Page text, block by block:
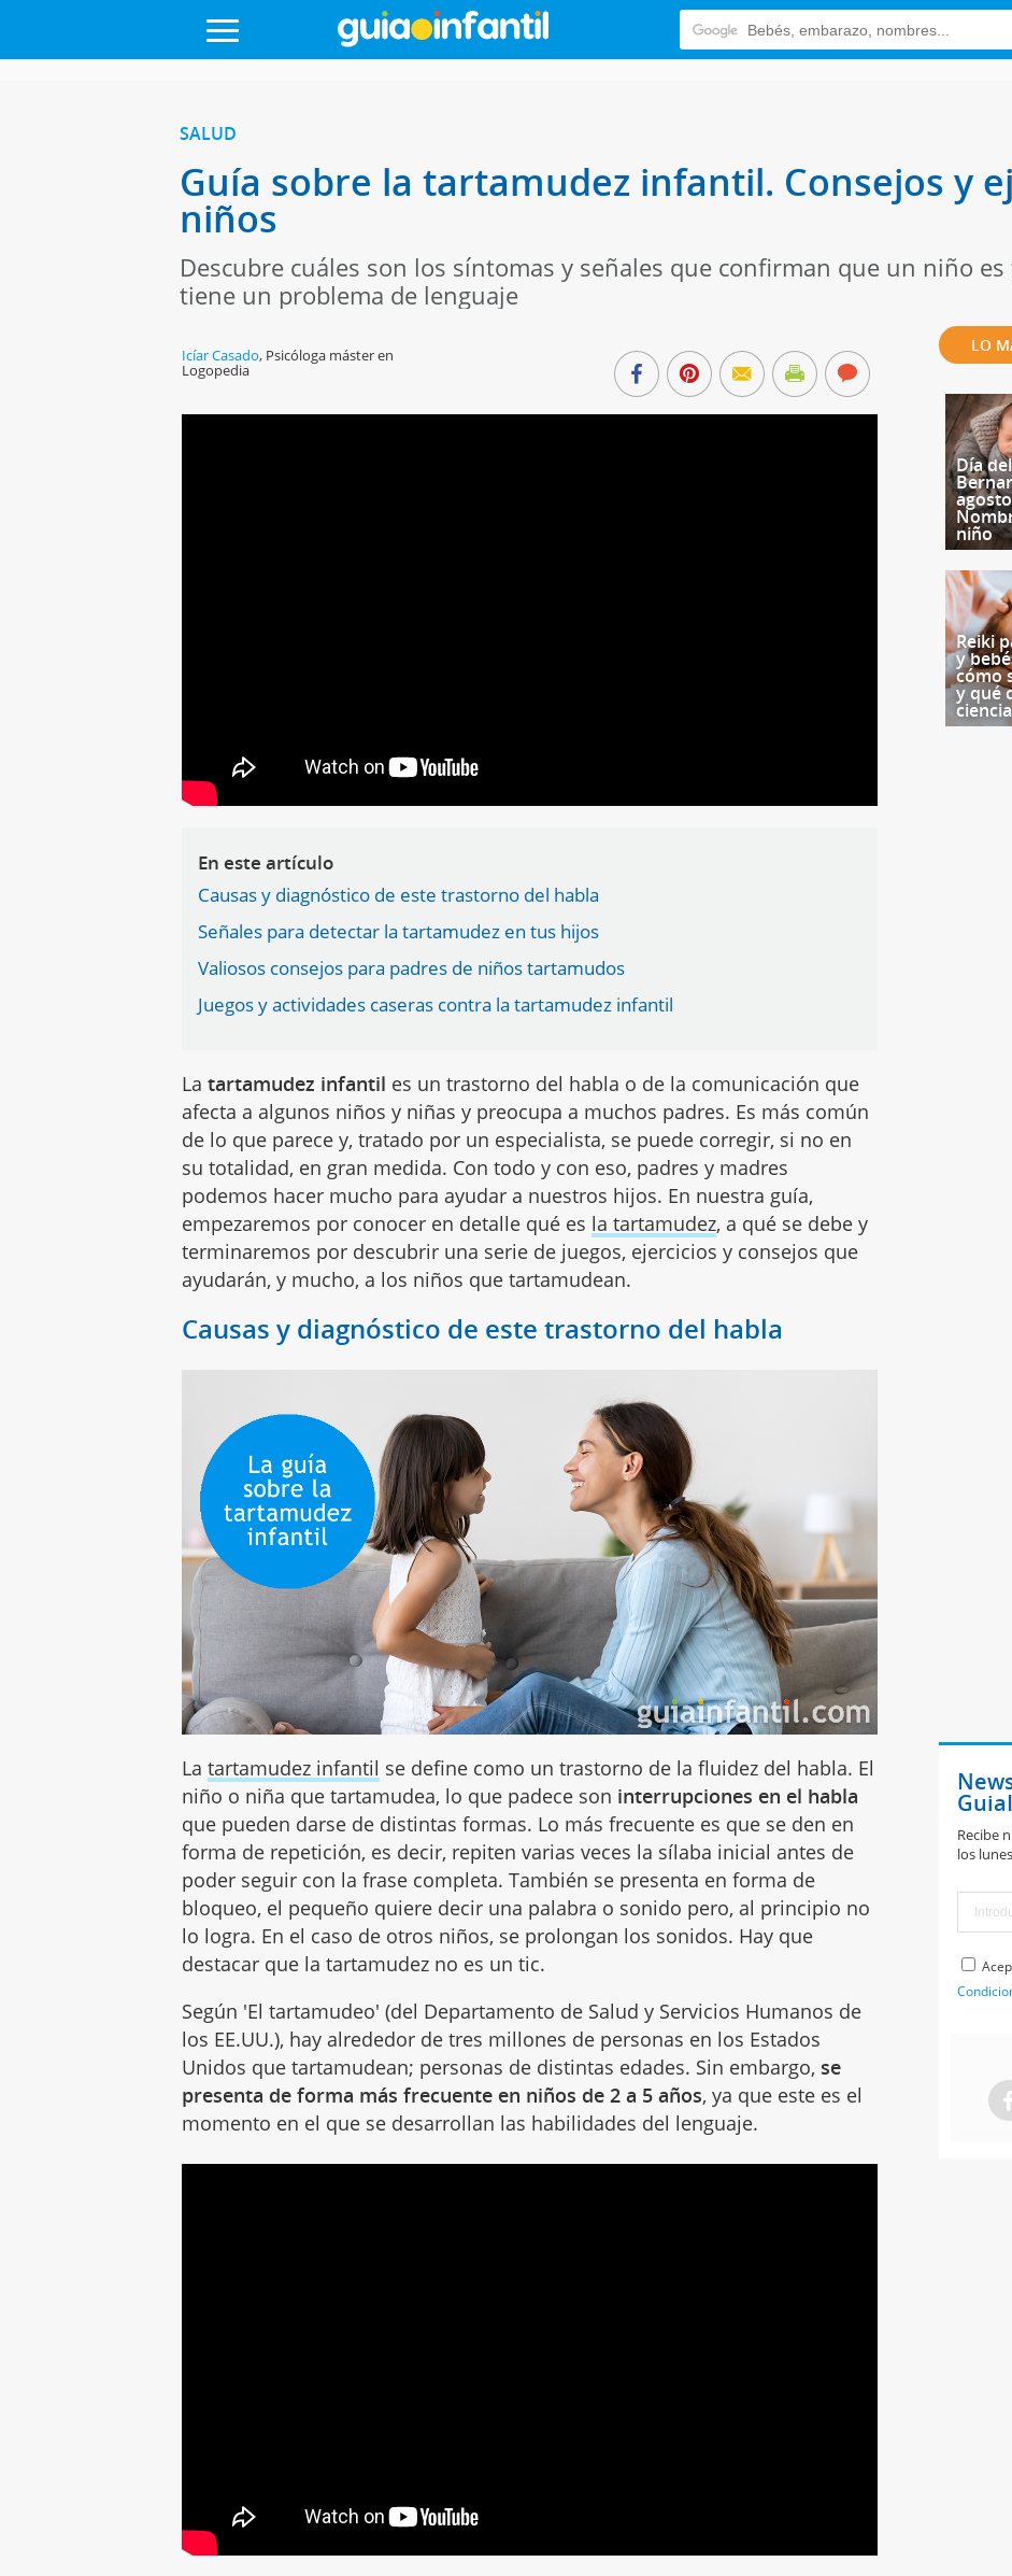
SALUD
Guía sobre la tartamudez infantil. Consejos y
niños
Descubre cuáles son los síntomas y señales que confirman que un niño
tiene un problema de lenguaje
Icíar Casado, Psicóloga máster en
Logopedia
En este artículo
Causas y diagnóstico de este trastorno del habla
Señales para detectar la tartamudez en tus hijos
Valiosos consejos para padres de niños tartamudos
Juegos y actividades caseras contra la tartamudez infantil
Latartamudez infantil es un trastorno del habla o de la comunicación que
afecta a algunos niños y niñas y preocupa a muchos padres. Es más común
de lo que parece y, tratado por un especialista, se puede corregir, si no en
su totalidad, en gran medida. Con todo y con eso, padres y madres
podemos hacer mucho para ayudar a nuestros hijos. En nuestra guía,
empezaremos por conocer en detalle qué es la tartamudez, a qué se debe y
terminaremos por descubrir una serie de juegos, ejercicios y consejos que
ayudarán, y mucho, a los niños que tartamudean.
Causas y diagnóstico de este trastorno del habla
Latartamudez infantil se define como un trastorno de la fluidez del habla. El
niño o niña que tartamudea, lo que padece son interrupciones en el habla
que pueden darse de distintas formas. Lo más frecuente es que se den en
forma de repetición, es decir, repiten varias veces la sílaba inicial antes de
poder seguir con la frase completa. También se presenta en forma de
bloqueo, el pequeño quiere decir una palabra o sonido pero, al principio no
lo logra. En el caso de otros niños, se prolongan los sonidos. Hay que
destacar que la tartamudez no es un tic.
Según 'El tartamudeo' (del Departamento de Salud y Servicios Humanos de
los EE.UU.), hay alrededor de tres millones de personas en los Estados
Unidos que tartamudean; personas de distintas edades. Sin embargo,se
presenta de forma más frecuente en niños de 2 a 5 años, ya que este es el
momento en el que se desarrollan las habilidades del lenguaje.
LO
Día
niño
Reiki
y
cómo
y qué
ciencia
Recibe
los